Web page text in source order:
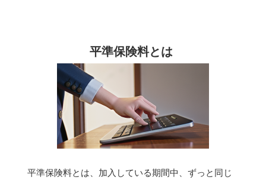
平準保険料とは
平準保険料とは、加入している期間中、ずっと同じ